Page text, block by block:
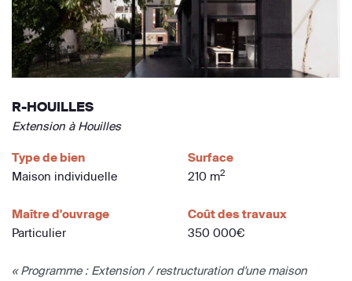
R-HOUILLES
Extension à Houilles
Type de bien
Maison individuelle
Surface
210 m2
Maître d'ouvrage
Particulier
Coût des travaux
350 000€
« Programme : Extension / restructuration d'une maison